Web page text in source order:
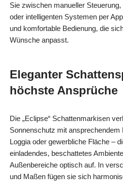
Sie zwischen manueller
oder intelligenten Systemen per
und komfortable Bedienung, die
Wünsche anpasst.
Eleganter
höchste Ansprüche
Die „Eclipse“ Schattenmarkisen
Sonnenschutz mit ansprechendem
Loggia oder gewerbliche Fläche –
einladendes, beschattetes
Außenbereiche optisch auf. In
und Maßen fügen sie sich